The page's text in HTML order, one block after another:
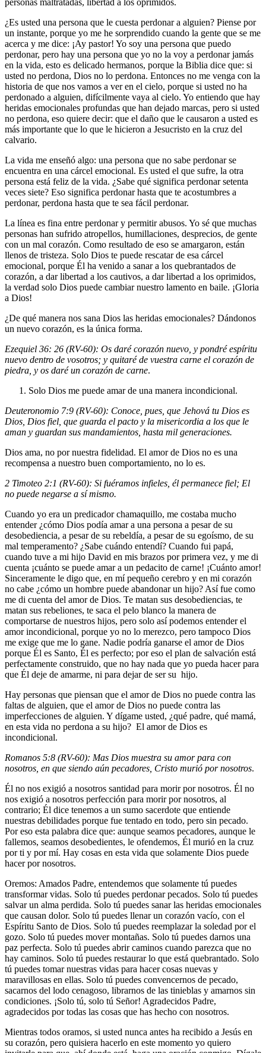
¿Es usted una persona que le cuesta perdonar a alguien? Piense por
un instante, porque yo me he sorprendido cuando la gente que se me
acerca y me dice: ¡Ay pastor! Yo soy una persona que puedo
perdonar, pero hay una persona que yo no la voy a perdonar jamás
en la vida, esto es delicado hermanos, porque la Biblia dice que: si
usted no perdona, Dios no lo perdona. Entonces no me venga con la
historia de que nos vamos a ver en el cielo, porque si usted no ha
perdonado a alguien, difícilmente vaya al cielo. Yo entiendo que hay
heridas emocionales profundas que han dejado marcas, pero si usted
no perdona, eso quiere decir: que el daño que le causaron a usted es
más importante que lo que le hicieron a Jesucristo en la cruz del
calvario.
La vida me enseñó algo: una persona que no sabe perdonar se
encuentra en una cárcel emocional. Es usted el que sufre, la otra
persona está feliz de la vida. ¿Sabe qué significa perdonar setenta
veces siete? Eso significa perdonar hasta que te acostumbres a
perdonar, perdona hasta que te sea fácil perdonar.
La línea es fina entre perdonar y permitir abusos. Yo sé que muchas
personas han sufrido atropellos, humillaciones, desprecios, de gente
con un mal corazón. Como resultado de eso se amargaron, están
llenos de tristeza. Solo Dios te puede rescatar de esa cárcel
emocional, porque Él ha venido a sanar a los quebrantados de
corazón, a dar libertad a los cautivos, a dar libertad a los oprimidos,
la verdad solo Dios puede cambiar nuestro lamento en baile. ¡Gloria
a Dios!
¿De qué manera nos sana Dios las heridas emocionales? Dándonos
un nuevo corazón, es la única forma.
Ezequiel 36: 26 (RV-60): Os daré corazón nuevo, y pondré espíritu
nuevo dentro de vosotros; y quitaré de vuestra carne el corazón de
piedra, y os daré un corazón de carne.
Solo Dios me puede amar de una manera incondicional.
Deuteronomio 7:9 (RV-60): Conoce, pues, que Jehová tu Dios es
Dios, Dios fiel, que guarda el pacto y la misericordia a los que le
aman y guardan sus mandamientos, hasta mil generaciones.
Dios ama, no por nuestra fidelidad. El amor de Dios no es una
recompensa a nuestro buen comportamiento, no lo es.
2 Timoteo 2:1 (RV-60): Si fuéramos infieles, él permanece fiel; El
no puede negarse a sí mismo.
Cuando yo era un predicador chamaquillo, me costaba mucho
entender ¿cómo Dios podía amar a una persona a pesar de su
desobediencia, a pesar de su rebeldía, a pesar de su egoísmo, de su
mal temperamento? ¿Sabe cuándo entendí? Cuando fui papá,
cuando tuve a mi hijo David en mis brazos por primera vez, y me di
cuenta ¡cuánto se puede amar a un pedacito de carne! ¡Cuánto amor!
Sinceramente le digo que, en mí pequeño cerebro y en mi corazón
no cabe ¿cómo un hombre puede abandonar un hijo? Así fue como
me di cuenta del amor de Dios. Te matan sus desobediencias, te
matan sus rebeliones, te saca el pelo blanco la manera de
comportarse de nuestros hijos, pero solo así podemos entender el
amor incondicional, porque yo no lo merezco, pero tampoco Dios
me exige que me lo gane. Nadie podría ganarse el amor de Dios
porque Él es Santo, Él es perfecto; por eso el plan de salvación está
perfectamente construido, que no hay nada que yo pueda hacer para
que Él deje de amarme, ni para dejar de ser su hijo.
Hay personas que piensan que el amor de Dios no puede contra las
faltas de alguien, que el amor de Dios no puede contra las
imperfecciones de alguien. Y dígame usted, ¿qué padre, qué mamá,
en esta vida no perdona a su hijo? El amor de Dios es
incondicional.
Romanos 5:8 (RV-60): Mas Dios muestra su amor para con
nosotros, en que siendo aún pecadores, Cristo murió por nosotros.
Él no nos exigió a nosotros santidad para morir por nosotros. Él no
nos exigió a nosotros perfección para morir por nosotros, al
contrario; Él dice tenemos a un sumo sacerdote que entiende
nuestras debilidades porque fue tentado en todo, pero sin pecado.
Por eso esta palabra dice que: aunque seamos pecadores, aunque le
fallemos, seamos desobedientes, le ofendemos, Él murió en la cruz
por ti y por mí. Hay cosas en esta vida que solamente Dios puede
hacer por nosotros.
Oremos: Amados Padre, entendemos que solamente tú puedes
transformar vidas. Solo tú puedes perdonar pecados. Solo tú puedes
salvar un alma perdida. Solo tú puedes sanar las heridas emocionales
que causan dolor. Solo tú puedes llenar un corazón vacío, con el
Espíritu Santo de Dios. Solo tú puedes reemplazar la soledad por el
gozo. Solo tú puedes mover montañas. Solo tú puedes darnos una
paz perfecta. Solo tú puedes abrir caminos cuando parezca que no
hay caminos. Solo tú puedes restaurar lo que está quebrantado. Solo
tú puedes tomar nuestras vidas para hacer cosas nuevas y
maravillosas en ellas. Solo tú puedes convencernos de pecado,
sacarnos del lodo cenagoso, librarnos de las tinieblas y amarnos sin
condiciones. ¡Solo tú, solo tú Señor! Agradecidos Padre,
agradecidos por todas las cosas que has hecho con nosotros.
Mientras todos oramos, si usted nunca antes ha recibido a Jesús en
su corazón, pero quisiera hacerlo en este momento yo quiero